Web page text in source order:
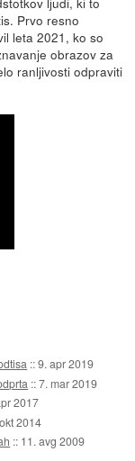
Prvo resno
leta 2021, ko so
obrazov za
ranljivosti odpraviti
::9. apr 2019
::7. mar 2019
2017
2014
:: 11. avg 2009